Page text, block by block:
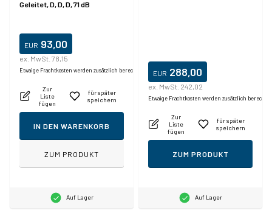
Geleitet, D, D, D, 71 dB
EUR 93,00
ex. MwSt. 78,15
Etwaige Frachtkosten werden zusätzlich berechnet.
Zur
Liste
fügen
für später
speichern
IN DEN WARENKORB
ZUM PRODUKT
Auf Lager
EUR 288,00
ex. MwSt. 242,02
Etwaige Frachtkosten werden zusätzlich
Zur
Liste
fügen
für später
speichern
ZUM PRODUKT
Auf Lager